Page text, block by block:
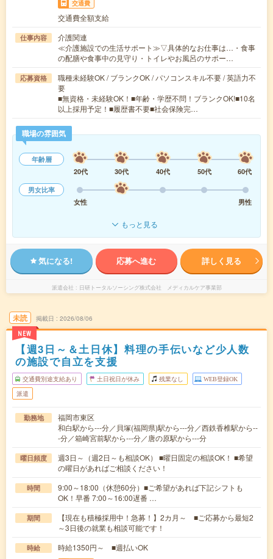
交通費
交通費全額支給
仕事内容
介護関連
≪介護施設での生活サポート≫▽具体的なお仕事は…・食事
の配膳や食事中の見守り・トイレやお風呂のサポー…
応募資格
職種未経験OK / ブランクOK / パソコンスキル不要 / 英語力不
要
■無資格・未経験OK！■年齢・学歴不問！ブランクOK!■10名
以上採用予定！■履歴書不要■社会保険完…
職場の雰囲気
年齢層
20代
30代 40代 50代
60代
男女比率
女性
男性
もっと見る
気になる! 応募へ進む 詳しく見る
派遣会社 日研トータルソーシング株式会社 メディカルケア事業部
未読
NEW
掲載日 2026/08/06
【週3日～＆土日休】料理の手伝いなど少人数
の施設で自立を支援
交通費別途支給あり 土日祝日が休み 残業なし WEB登録OK
派遣
勤務地
福岡市東区
和白駅から---分／貝塚(福岡県)駅から---分／西鉄香椎駅から--
-分／箱崎宮前駅から---分／唐の原駅から---分
曜日頻度
週3日～（週2日～も相談OK） ■曜日固定の相談OK！ ■希望
の曜日があればご相談ください！
時間
9:00～18:00（休憩60分）■ご希望があれば下記シフトも
OK！早番 7:00～16:00遅番 …
期間
【現在も積極採用中！急募！】2カ月～ ■ご応募から最短2
～3日後の就業も相談可能です！
時給 時給1350円～ ■週払いOK